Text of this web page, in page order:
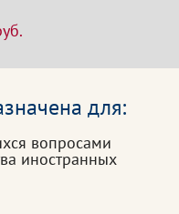
для:
вопросами
иностранных